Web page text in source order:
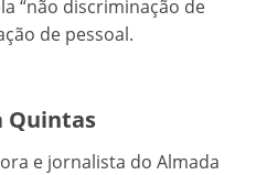
“não discriminação de
de pessoal.
Quintas
e jornalista do Almada